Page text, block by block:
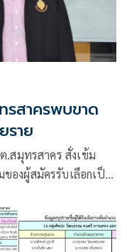
สาครพบขาด
าย
สมุทรสาคร สั่งเข้ม
องผู้สมัครรับเลือกเป็น